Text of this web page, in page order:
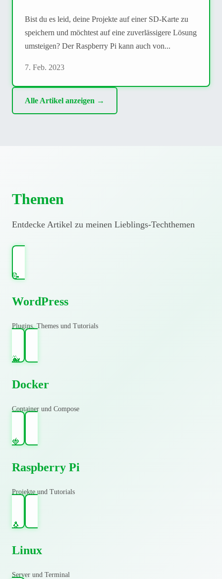
Bist du es leid, deine Projekte auf einer SD-Karte zu
speichern und möchtest auf eine zuverlässigere Lösung
umsteigen? Der Raspberry Pi kann auch von...
7. Feb. 2023
Alle Artikel anzeigen →
Themen
Entdecke Artikel zu meinen Lieblings-Techthemen
📝
WordPress
Plugins, Themes und Tutorials
🐳
Docker
Container und Compose
🍓
Raspberry Pi
Projekte und Tutorials
🐧
Linux
Server und Terminal